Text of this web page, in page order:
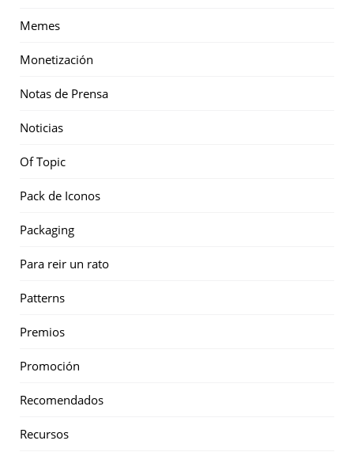
Memes
Monetización
Notas de Prensa
Noticias
Of Topic
Pack de Iconos
Packaging
Para reir un rato
Patterns
Premios
Promoción
Recomendados
Recursos